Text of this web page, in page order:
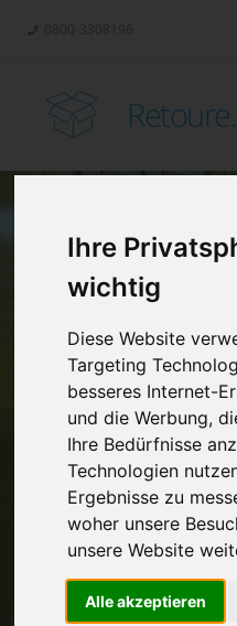
Ihre
wichtig
Diese Website
Targeting
besseres Internet-
und die Werbung,
Ihre Bedürfnisse
Technologien
Ergebnisse zu
woher unsere
unsere Website
Alle akzeptieren
Vereinbaren
Hinterlassen Sie uns